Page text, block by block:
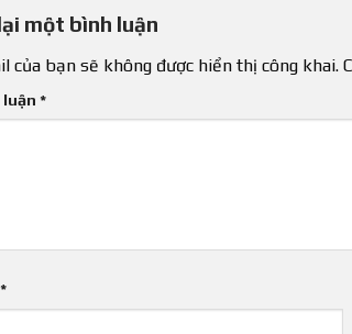
một bình luận
của bạn sẽ không được hiển thị công khai.
luận *
*